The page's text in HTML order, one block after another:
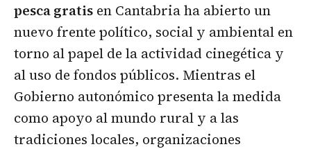
pesca gratis en Cantabria ha abierto un
nuevo frente político, social y ambiental en
torno al papel de la actividad cinegética y
al uso de fondos públicos. Mientras el
Gobierno autonómico presenta la medida
como apoyo al mundo rural y a las
tradiciones locales, organizaciones